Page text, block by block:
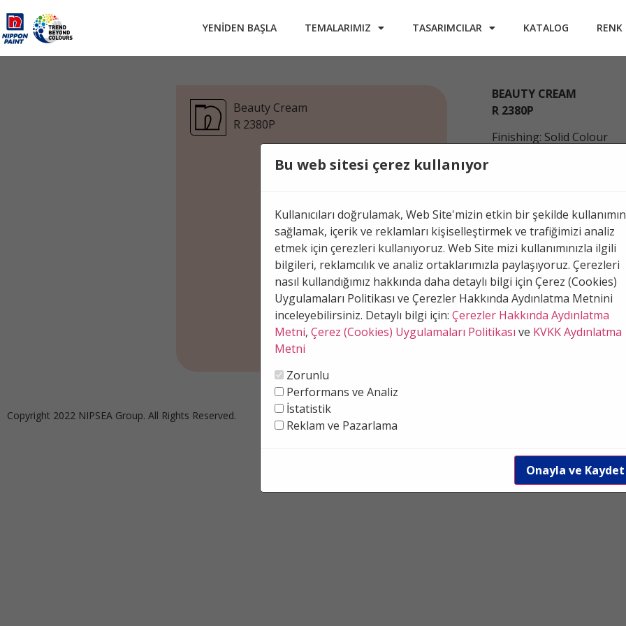
YENIDEN BAŞLA TEMALARIMIZ TASARIMCILAR KATALOG RENK
Beauty Cream
R 2380P
BEAUTY CREAM
R 2380P
Finishing: Solid Colour
Select your country to
availability
Copyright 2022 NIPSEA Group. All Rights Reserved.
Bu web sitesi çerez kullanıyor
Kullanıcıları doğrulamak, Web Site'mizin etkin bir şekilde
sağlamak, içerik ve reklamları kişiselleştirmek ve trafiğimizi analiz
etmek için çerezleri kullanıyoruz. Web Site mizi kullanımınızla ilgili
bilgileri, reklamcılık ve analiz ortaklarımızla paylaşıyoruz. Çerezleri
nasıl kullandığımız hakkında daha detaylı bilgi için Çerez (Cookies)
Uygulamaları Politikası ve Çerezler Hakkında Aydınlatma Metnini
inceleyebilirsiniz. Detaylı bilgi için: Çerezler Hakkında Aydınlatma
Metni, Çerez (Cookies) Uygulamaları Politikası ve KVKK Aydınlatma
Metni
Zorunlu
Performans ve Analiz
İstatistik
Reklam ve Pazarlama
Onayla ve Kaydet